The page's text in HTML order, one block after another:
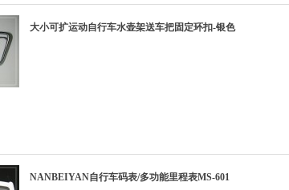
大小可扩运动自行车水壶架送车把固定环扣-银色
NANBEIYAN自行车码表/多功能里程表MS-601